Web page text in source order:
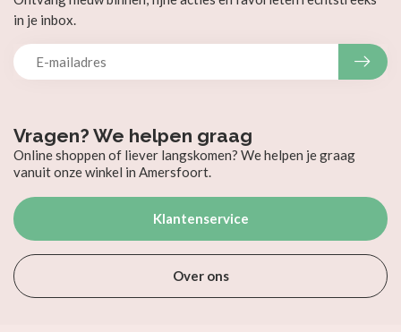
Vragen? We helpen graag
Online shoppen of liever langskomen? We helpen je graag
vanuit onze winkel in Amersfoort.
Klantenservice
Over ons
in je inbox.